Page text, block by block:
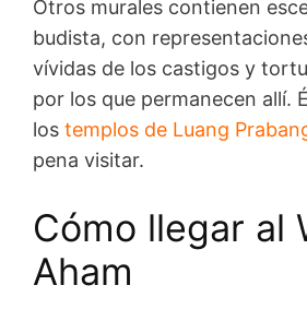
Otros murales contienen
budista, con
vívidas de los castigos y
por los que permanecen allí.
los templos de Luang
pena visitar.
Cómo llegar al
Aham